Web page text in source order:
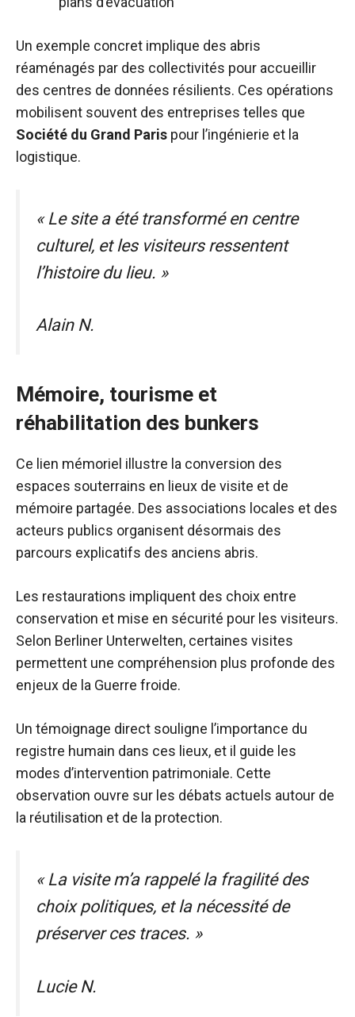
Un exemple concret implique des abris
réaménagés par des collectivités pour accueillir
des centres de données résilients. Ces opérations
mobilisent souvent des entreprises telles que
Société du Grand Paris pour l’ingénierie et la
logistique.
« Le site a été transformé en centre
culturel, et les visiteurs ressentent
l’histoire du lieu. »
Alain N.
Mémoire, tourisme et
réhabilitation des bunkers
Ce lien mémoriel illustre la conversion des
espaces souterrains en lieux de visite et de
mémoire partagée. Des associations locales et des
acteurs publics organisent désormais des
parcours explicatifs des anciens abris.
Les restaurations impliquent des choix entre
conservation et mise en sécurité pour les visiteurs.
Selon Berliner Unterwelten, certaines visites
permettent une compréhension plus profonde des
enjeux de la Guerre froide.
Un témoignage direct souligne l’importance du
registre humain dans ces lieux, et il guide les
modes d’intervention patrimoniale. Cette
observation ouvre sur les débats actuels autour de
la réutilisation et de la protection.
« La visite m’a rappelé la fragilité des
choix politiques, et la nécessité de
préserver ces traces. »
Lucie N.